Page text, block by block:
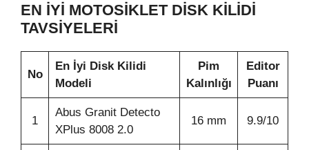
EN İYI MOTOSIKLET DISK KILIDI
TAVSIYELERI
No
En İyi Disk Kilidi
Modeli
Pim
Kalınlığı
Editor
Puanı
1
Abus Granit Detecto
XPlus 8008 2.0
16 mm 9.9/10